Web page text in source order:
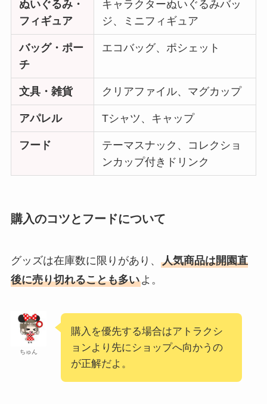
ぬいぐるみ・
フィギュア
キャラクターぬいぐるみバッ
ジ、ミニフィギュア
バッグ・ポー
チ
エコバッグ、ポシェット
文具・雑貨 クリアファイル、マグカップ
アパレル Tシャツ、キャップ
フード
テーマスナック、コレクショ
ンカップ付きドリンク
購入のコツとフードについて
グッズは在庫数に限りがあり、 人気商品は開園直
後に売り切れることも多いよ。
ちゅん
購入を優先する場合はアトラクシ
ョンより先にショップへ向かうの
が正解だよ。